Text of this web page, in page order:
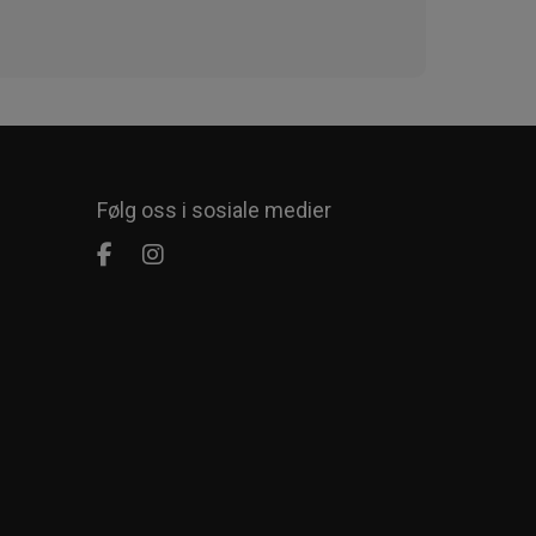
Følg oss i sosiale medier